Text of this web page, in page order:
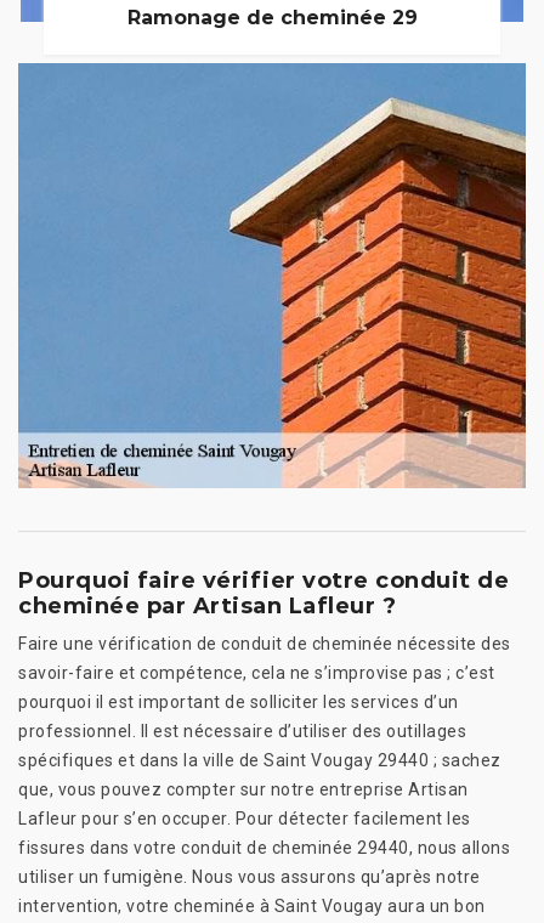
Ramonage de cheminée 29
Pourquoi faire vérifier votre conduit de
cheminée par Artisan Lafleur ?
Faire une vérification de conduit de cheminée nécessite des
savoir-faire et compétence, cela ne s’improvise pas ; c’est
pourquoi il est important de solliciter les services d’un
professionnel. Il est nécessaire d’utiliser des outillages
spécifiques et dans la ville de Saint Vougay 29440 ; sachez
que, vous pouvez compter sur notre entreprise Artisan
Lafleur pour s’en occuper. Pour détecter facilement les
fissures dans votre conduit de cheminée 29440, nous allons
utiliser un fumigène. Nous vous assurons qu’après notre
intervention, votre cheminée à Saint Vougay aura un bon